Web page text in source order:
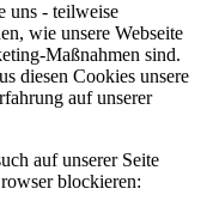
uns - teilweise
wie unsere Webseite
Maßnahmen sind.
diesen Cookies unsere
auf unserer
auf unserer Seite
blockieren: